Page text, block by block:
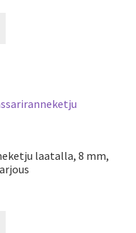
laatalla, 8 mm,